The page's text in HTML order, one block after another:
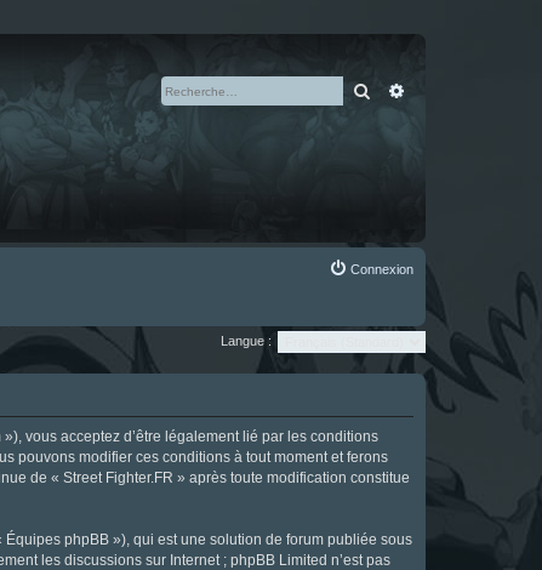
Rechercher
Connexion
Langue :
vous acceptez d’être légalement lié par les conditions
pouvons modifier ces conditions à tout moment et ferons
de « Street Fighter.FR » après toute modification constitue
phpBB »), qui est une solution de forum publiée sous
les discussions sur Internet ; phpBB Limited n’est pas